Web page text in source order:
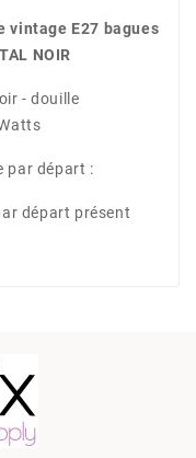
vintage E27 bagues
NOIR
- douille
par départ :
départ présent